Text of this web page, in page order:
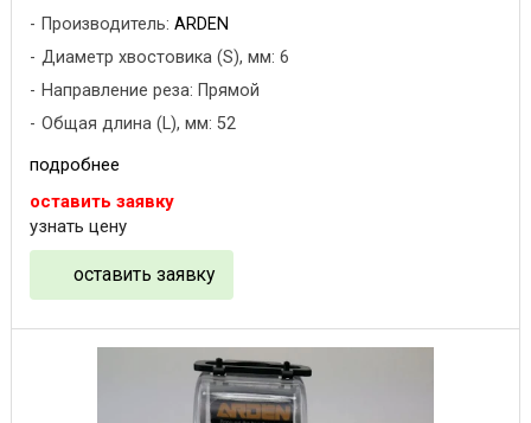
Производитель: ARDEN
Диаметр хвостовика (S), мм: 6
Направление реза: Прямой
Общая длина (L), мм: 52
подробнее
оставить заявку
узнать цену
оставить заявку